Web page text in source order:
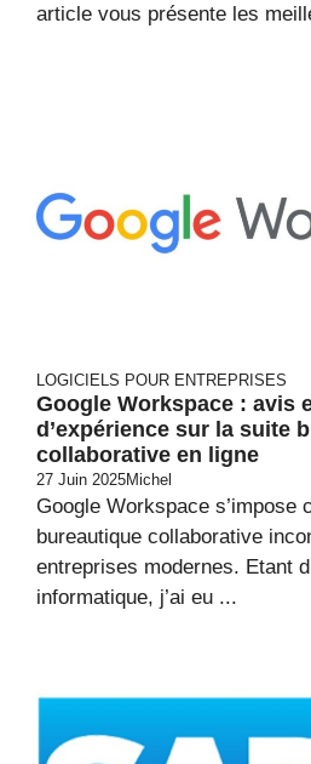
article vous présente les
LOGICIELS POUR ENTREPRISES
Google Workspace : avis
d’expérience sur la suite
collaborative en ligne
27 Juin 2025Michel
Google Workspace s’impose
bureautique collaborative
entreprises modernes. Etant
informatique, j’ai eu ...